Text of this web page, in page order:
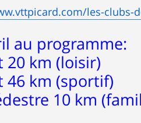
les-clubs-
au programme:
20 km (loisir)
46 km (sportif)
10 km